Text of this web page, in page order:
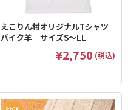
えこりん村オリジナルTシャツ
バイク羊 サイズS～LL
¥2,750 (税込)